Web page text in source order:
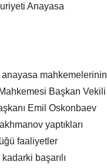
Anayasa
mahkemelerinin
Başkan Vekili
Emil Oskonbaev
yaptıkları
faaliyetler
başarılı